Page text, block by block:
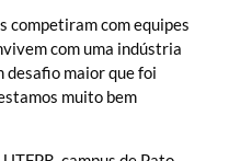
competiram com equipes
com uma indústria
desafio maior que foi
muito bem